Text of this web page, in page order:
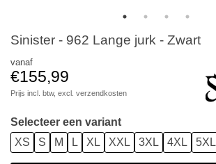
Sinister - 962 Lange jurk - Zwart
vanaf
€155,99
Prijs incl. btw, excl. verzendkosten
Selecteer een variant
XS
S M L XL XXL 3XL 4XL 5XL